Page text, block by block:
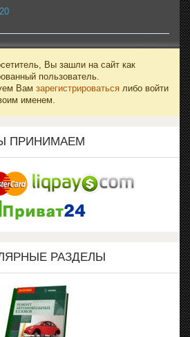
Вы зашли на сайт как
пользователь.
Вам зарегистрироваться либо войти
именем.
ПРИНИМАЕМ
РАЗДЕЛЫ